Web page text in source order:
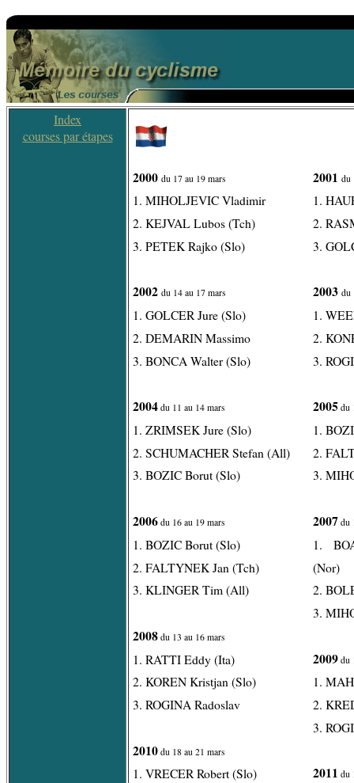
Index
courses par étapes
2000 du 17 au 19 mars
1. MIHOLJEVIC Vladimir
2. KEJVAL Lubos (Tch)
3. PETEK Rajko (Slo)
2002 du 14 au 17 mars
1. GOLCER Jure (Slo)
2. DEMARIN Massimo
3. BONCA Walter (Slo)
2004 du 11 au 14 mars
1. ZRIMSEK Jure (Slo)
2. SCHUMACHER Stefan (All)
3. BOZIC Borut (Slo)
2006 du 16 au 19 mars
1. BOZIC Borut (Slo)
2. FALTYNEK Jan (Tch)
3. KLINGER Tim (All)
2008 du 13 au 16 mars
1. RATTI Eddy (Ita)
2. KOREN Kristjan (Slo)
3. ROGINA Radoslav
2010 du 18 au 21 mars
1. VRECER Robert (Slo)
2001 du
1.
2.
3.
2003 du
1.
2.
3.
2005 du
1.
2.
3.
2007 du
1.
(Nor)
2.
3.
2009 du
1.
2.
3.
2011 du